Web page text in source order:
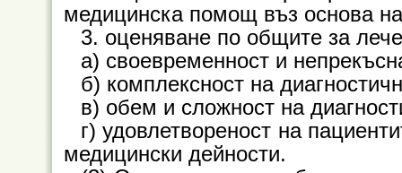
медицинска помощ въз основа
3. оценяване по общите за
а) своевременност и
б) комплексност на
в) обем и сложност на
г) удовлетвореност на
медицински дейности.